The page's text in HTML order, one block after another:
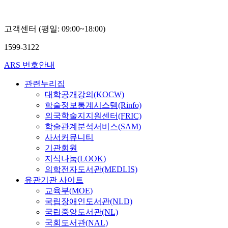
고객센터 (평일: 09:00~18:00)
1599-3122
ARS 번호안내
관련누리집
대학공개강의(KOCW)
학술정보통계시스템(Rinfo)
외국학술지지원센터(FRIC)
학술관계분석서비스(SAM)
사서커뮤니티
기관회원
지식나눔(LOOK)
의학전자도서관(MEDLIS)
유관기관 사이트
교육부(MOE)
국립장애인도서관(NLD)
국립중앙도서관(NL)
국회도서관(NAL)